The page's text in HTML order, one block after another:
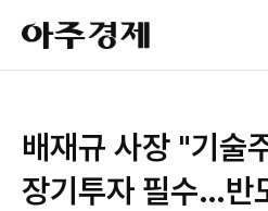
아
주
경
배재규 사장 "기술
장기투자 필수…반